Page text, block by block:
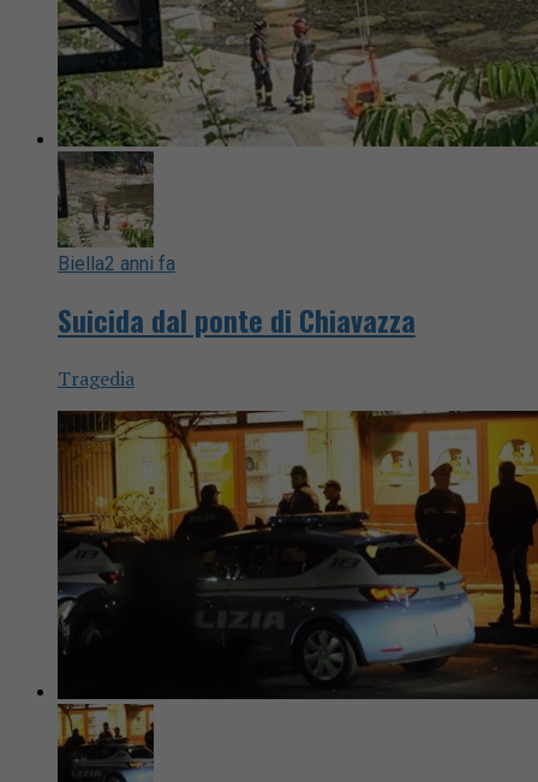
Biella2 anni fa
Suicida dal ponte di Chiavazza
Tragedia